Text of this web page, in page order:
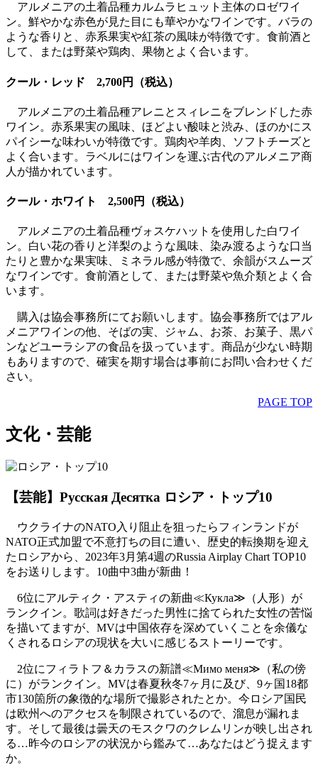
アルメニアの土着品種カルムラヒュット主体のロゼワイ
ン。鮮やかな赤色が見た目にも華やかなワインです。バラの
ような香りと、赤系果実や紅茶の風味が特徴です。食前酒と
して、または野菜や鶏肉、果物とよく合います。
クール・レッド 2,700円（税込）
アルメニアの土着品種アレニとスィレニをブレンドした赤
ワイン。赤系果実の風味、ほどよい酸味と渋み、ほのかにス
パイシーな味わいが特徴です。鶏肉や羊肉、ソフトチーズと
よく合います。ラベルにはワインを運ぶ古代のアルメニア商
人が描かれています。
クール・ホワイト 2,500円（税込）
アルメニアの土着品種ヴォスケハットを使用した白ワイ
ン。白い花の香りと洋梨のような風味、染み渡るような口当
たりと豊かな果実味、ミネラル感が特徴で、余韻がスムーズ
なワインです。食前酒として、または野菜や魚介類とよく合
います。
購入は協会事務所にてお願いします。協会事務所ではアル
メニアワインの他、そばの実、ジャム、お茶、お菓子、黒パ
ンなどユーラシアの食品を扱っています。商品が少ない時期
もありますので、確実を期す場合は事前にお問い合わせくだ
さい。
PAGE TOP
文化・芸能
【芸能】 Русская Десятка ロシア・トップ10
ウクライナのNATO入り阻止を狙ったらフィンランドが
NATO正式加盟で不意打ちの目に遭い、歴史的転換期を迎え
たロシアから、2023年3月第4週のRussia Airplay Chart TOP10
をお送りします。10曲中3曲が新曲！
6位にアルティク・アスティの新曲≪Кукла≫ （人形）が
ランクイン。歌詞は好きだった男性に捨てられた女性の苦悩
を描いてますが、MVは中国依存を深めていくことを余儀な
くされるロシアの現状を大いに感じるストーリーです。
2位にフィラトフ＆カラスの新譜≪Мимо меня≫ （私の傍
に）がランクイン。MVは春夏秋冬7ヶ月に及び、9ヶ国18都
市130箇所の象徴的な場所で撮影されたとか。今ロシア国民
は欧州へのアクセスを制限されているので、溜息が漏れま
す。そして最後は曇天のモスクワのクレムリンが映し出され
る…昨今のロシアの状況から鑑みて…あなたはどう捉えます
か。